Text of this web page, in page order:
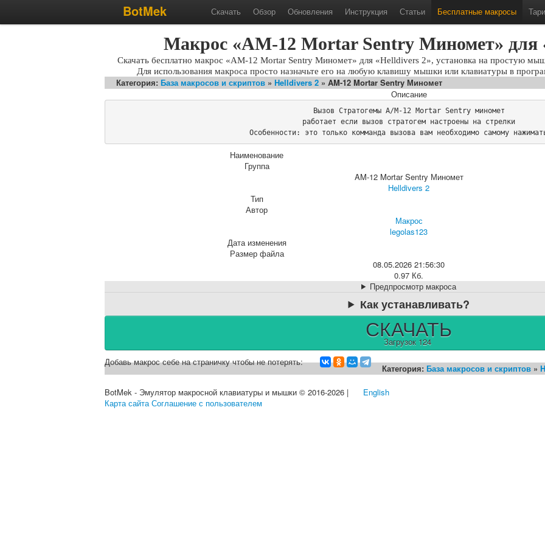
BotMek Скачать Обзор Обновления Инструкция Статьи Бесплатные макросы
Макрос «AM-12 Mortar Sentry Миномет» для
Скачать бесплатно макрос «AM-12 Mortar Sentry Миномет» для «Helldivers 2», установка на простую
Для использования макроса просто назначьте его на любую клавишу мышки или клавиатуры в
Категория: База макросов и скриптов » Helldivers 2 » AM-12 Mortar Sentry Миномет
Описание
Вызов Стратогемы A/M-12 Mortar Sentry миномет
работает если вызов стратогем настроены на стрелки
Особенности: это только комманда вызова вам необходимо самому
Наименование
Группа
AM-12 Mortar Sentry Миномет
Helldivers 2
Тип
Автор
Макрос
legolas123
Дата изменения
Размер файла
08.05.2026 21:56:30
0.97 Кб.
Предпросмотр макроса
Как устанавливать?
СКАЧАТЬ
Загрузок 124
Добавь макрос себе на страничку чтобы не потерять:
Категория: База макросов и скриптов »
BotMek - Эмулятор макросной клавиатуры и мышки © 2016-2026 |
English
Карта сайта Соглашение с пользователем